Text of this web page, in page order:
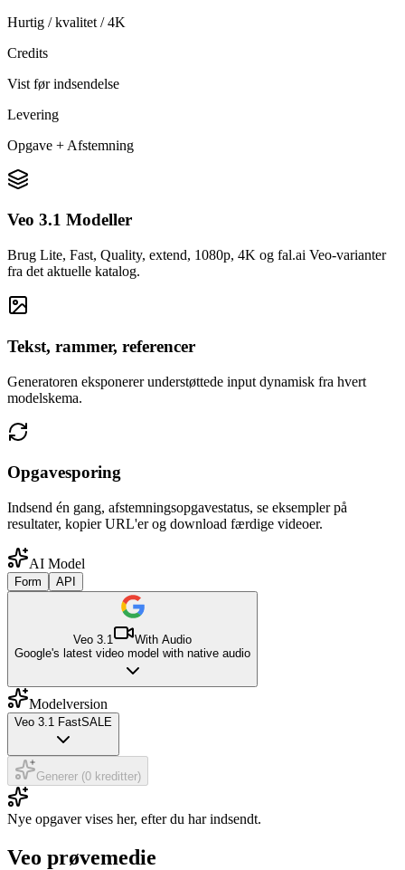
Hurtig / kvalitet / 4K
Credits
Vist før indsendelse
Levering
Opgave + Afstemning
Veo 3.1 Modeller
Brug Lite, Fast, Quality, extend, 1080p, 4K og fal.ai Veo-varianter
fra det aktuelle katalog.
Tekst, rammer, referencer
Generatoren eksponerer understøttede input dynamisk fra hvert
modelskema.
Opgavesporing
Indsend én gang, afstemningsopgavestatus, se eksempler på
resultater, kopier URL'er og download færdige videoer.
AI Model
Form API
Veo 3.1
With Audio
Google's latest video model with native audio
Modelversion
Veo 3.1 FastSALE
Generer (0 kreditter)
Nye opgaver vises her, efter du har indsendt.
Veo prøvemedie